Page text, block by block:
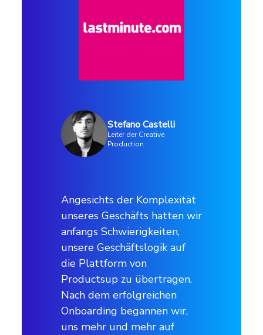
Anwendungsfall
Kanäle
Facebook, Google, Webseiten der
eigenen Marken
Gewerbe
Reisen & Freizeit
Stefano Castelli
Leiter der Creative
Production
Angesichts der Komplexität
unseres Geschäfts hatten wir
anfangs Schwierigkeiten,
unsere Geschäftslogik auf
die Plattform von
Productsup zu übertragen.
Nach dem erfolgreichen
Onboarding begannen wir,
uns mehr und mehr auf